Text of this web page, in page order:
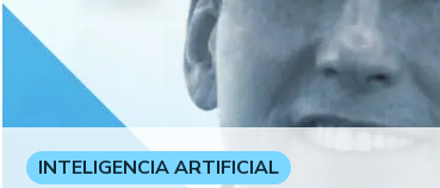
INTELIGENCIA ARTIFICIAL